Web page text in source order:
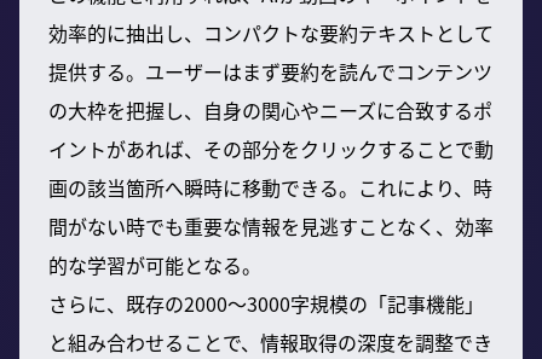
効率的に抽出し、コンパクトな要約テキストとして
提供する。ユーザーはまず要約を読んでコンテンツ
の大枠を把握し、自身の関心やニーズに合致するポ
イントがあれば、その部分をクリックすることで動
画の該当箇所へ瞬時に移動できる。これにより、時
間がない時でも重要な情報を見逃すことなく、効率
的な学習が可能となる。
さらに、既存の2000～3000字規模の「記事機能」
と組み合わせることで、情報取得の深度を調整でき